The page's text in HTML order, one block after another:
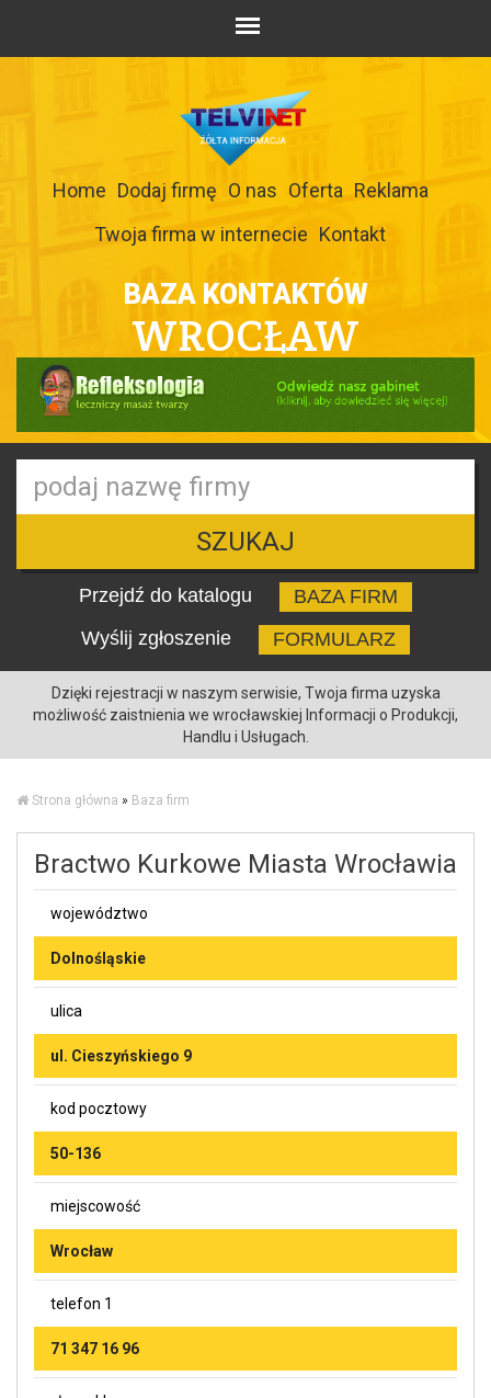
Home Dodaj firmę O nas Oferta Reklama
Twoja firma w internecie Kontakt
BAZA KONTAKTÓW
WROCŁAW
SZUKAJ
Przejdź do katalogu
BAZA FIRM
Wyślij zgłoszenie
FORMULARZ
Dzięki rejestracji w naszym serwisie, Twoja firma uzyska
możliwość zaistnienia we wrocławskiej Informacji o Produkcji,
Handlu i Usługach.
Strona główna » Baza firm
Bractwo Kurkowe Miasta Wrocławia
województwo
Dolnośląskie
ulica
ul. Cieszyńskiego 9
kod pocztowy
50-136
miejscowość
Wrocław
telefon 1
71 347 16 96